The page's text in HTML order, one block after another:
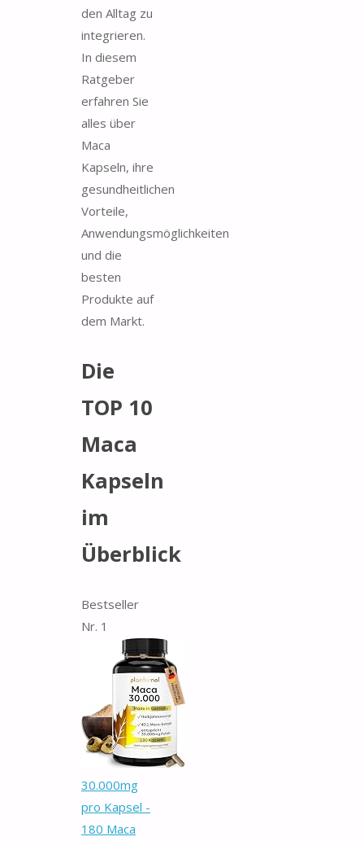
den Alltag zu
integrieren.
In diesem
Ratgeber
erfahren Sie
alles über
Maca
Kapseln, ihre
gesundheitlichen
Vorteile,
Anwendungsmöglichkeiten
und die
besten
Produkte auf
dem Markt.
Die
TOP 10
Maca
Kapseln
im
Überblick
Bestseller
Nr. 1
30.000mg
pro Kapsel -
180 Maca